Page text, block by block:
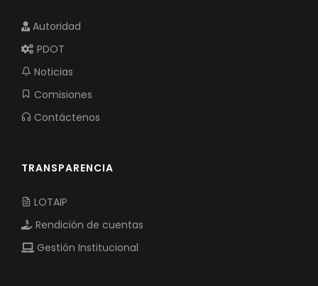
Autoridad
PDOT
Noticias
Comisiones
Contáctenos
TRANSPARENCIA
LOTAIP
Rendición de cuentas
Gestión Institucional